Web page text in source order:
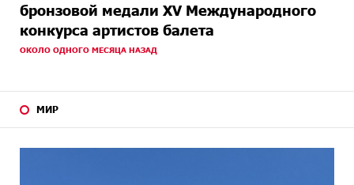
бронзовой медали XV Международного
конкурса артистов балета
ОКОЛО ОДНОГО МЕСЯЦА НАЗАД
МИР